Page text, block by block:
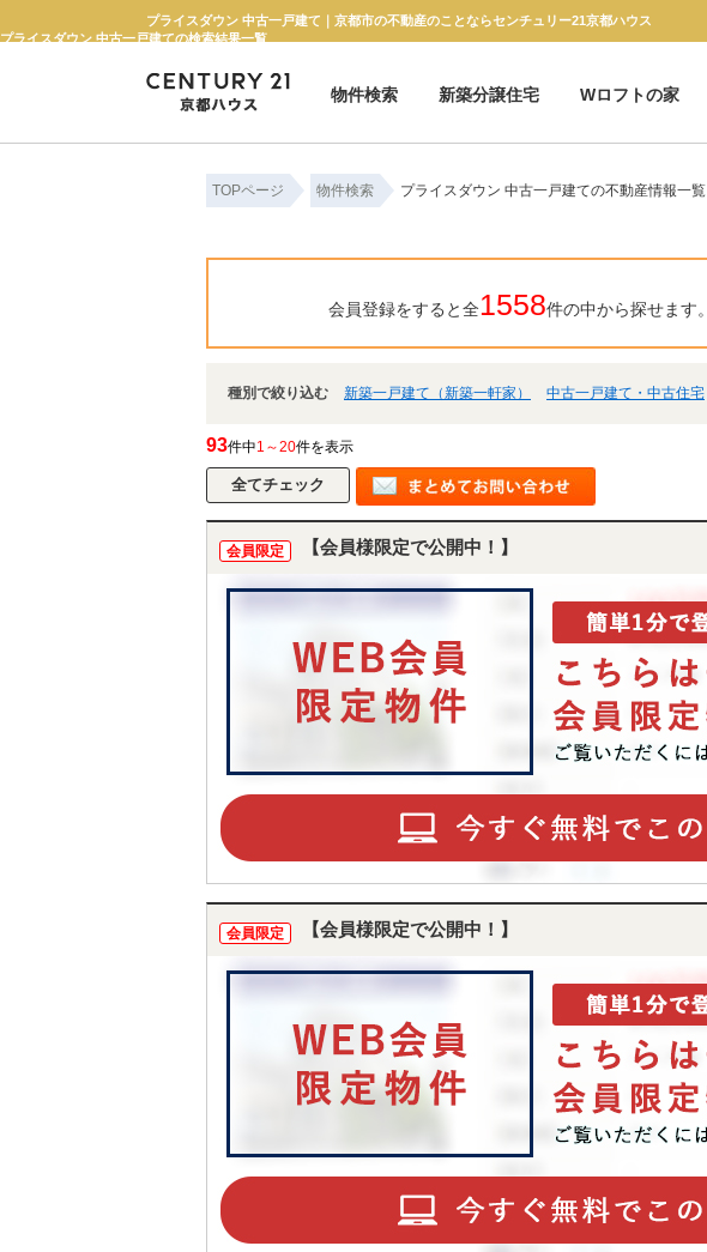
プライスダウン 中古一戸建て｜京都市の不動産のことならセンチュリー21京都ハウス
物件検索
新築分譲住宅 Wロフトの家
TOPページ 物件検索 プライスダウン 中古一戸建ての不動産情報一覧
プライスダウン 中古一戸建ての検索結果一覧
会員登録をすると全1558件の中から探せます。
種別で絞り込む 新築一戸建て（新築一軒家） 中古一戸建て・中古住宅
93件中1～20件を表示
会員限定 【会員様限定で公開中！】
会員限定 【会員様限定で公開中！】